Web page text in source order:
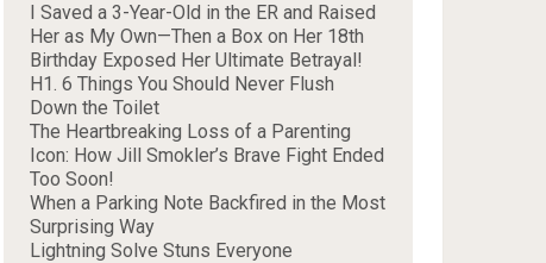
I Saved a 3-Year-Old in the ER and Raised
Her as My Own—Then a Box on Her 18th
Birthday Exposed Her Ultimate Betrayal!
H1. 6 Things You Should Never Flush
Down the Toilet
The Heartbreaking Loss of a Parenting
Icon: How Jill Smokler’s Brave Fight Ended
Too Soon!
When a Parking Note Backfired in the Most
Surprising Way
Lightning Solve Stuns Everyone